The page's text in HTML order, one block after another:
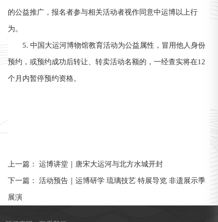
的公益推广，报名者参与相关活动者视作同意中运博以上行
为。
5. 中国大运河博物馆教育活动为公益属性，冒用他人身份
预约，或预约成功后转让、转卖活动名额的，一经查实将在12
个月内暂停预约资格。
上一篇： 运博讲堂｜唐宋大运河与北方水城开封
下一篇：
活动预告｜运博研学 琉璃技艺 特展导览 非遗展示季
展演